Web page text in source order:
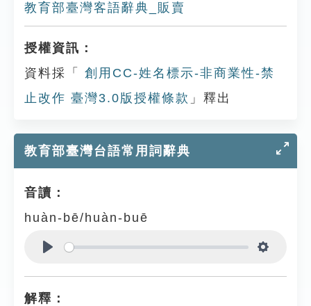
教育部臺灣客語辭典_販賣
授權資訊：
資料採「
創用CC-姓名標示-非商業性-禁
止改作 臺灣3.0版授權條款 」釋出
教育部臺灣台語常用詞辭典
音讀：
huàn-bē/huàn-buē
解釋：